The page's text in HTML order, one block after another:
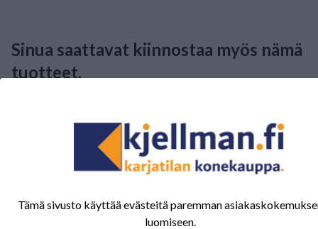
Sinua saattavat kiinnostaa myös nämä
tuotteet.
Tämä sivusto käyttää evästeitä paremman
luomiseen.